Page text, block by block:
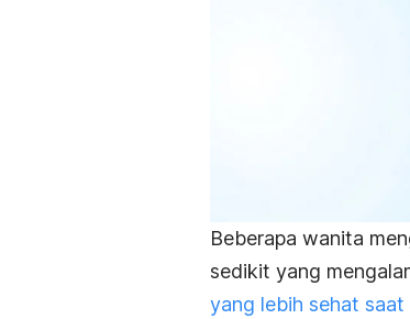
Beberapa wanita
sedikit yang
yang lebih sehat saat